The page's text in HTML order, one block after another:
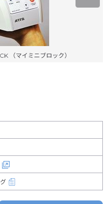
（マイミニブロック）